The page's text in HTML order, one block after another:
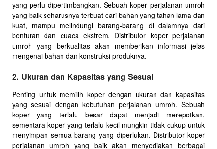
yang perlu dipertimbangkan. Sebuah koper perjalanan umroh
yang baik seharusnya terbuat dari bahan yang tahan lama dan
kuat, mampu melindungi barang-barang di dalamnya dari
benturan dan cuaca ekstrem. Distributor koper perjalanan
umroh yang berkualitas akan memberikan informasi jelas
mengenai bahan dan konstruksi produknya.
2. Ukuran dan Kapasitas yang Sesuai
Penting untuk memilih koper dengan ukuran dan kapasitas
yang sesuai dengan kebutuhan perjalanan umroh. Sebuah
koper yang terlalu besar dapat menjadi merepotkan,
sementara koper yang terlalu kecil mungkin tidak cukup untuk
menyimpan semua barang yang diperlukan. Distributor koper
perjalanan umroh yang baik akan menyediakan berbagai